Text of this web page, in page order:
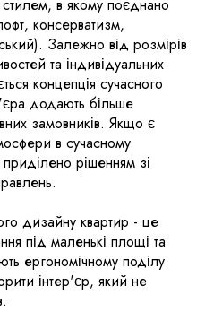
в якому поєднано
консерватизм,
Залежно від розмірів
та індивідуальних
концепція сучасного
додають більше
замовників. Якщо є
в сучасному
рішенням зі
дизайну квартир - це
під маленькі площі та
ергономічному поділу
інтер'єр, який не